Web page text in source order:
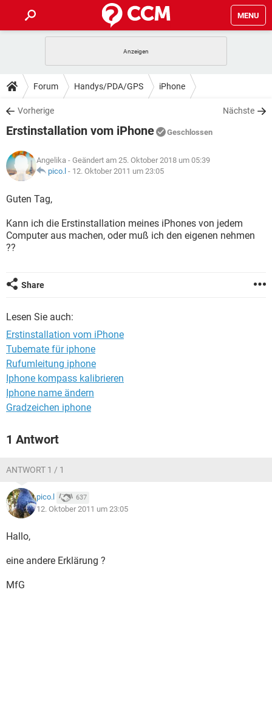
MENU
ANDROID IOS
WINDOWS 10
WHATSAPP TIKTOK
FACEBOOK
TIPPS & TRICKS
SPIELE STREAMING
WHATSAPP TIKTOK
FACEBOOK
DOWNLOADS
SPIELE STREAMING
ANDROID
WINDOWS 10 INSTAGRAM
WHATSAPP
SPIELE STREAMING
ANDROID
WINDOWS 10
WHATSAPP TIKTOK
FACEBOOK
LEXIKON
SPIELE
WINDOWS 10 INSTAGRAM
FACEBOOK
Forum Handys/PDA/GPS iPhone
Vorherige Nächste
Erstinstallation vom iPhone Geschlossen
Angelika - Geändert am 25. Oktober 2018 um 05:39
pico.l - 12. Oktober 2011 um 23:05
Guten Tag,
Kann ich die Erstinstallation meines iPhones von jedem
Computer aus machen, oder muß ich den eigenen nehmen
??
Share
Lesen Sie auch:
Erstinstallation vom iPhone
Tubemate für iphone
Rufumleitung iphone
Iphone kompass kalibrieren
Iphone name ändern
Gradzeichen iphone
1 Antwort
ANTWORT 1 / 1
pico.l 637
12. Oktober 2011 um 23:05
Hallo,
eine andere Erklärung ?
MfG